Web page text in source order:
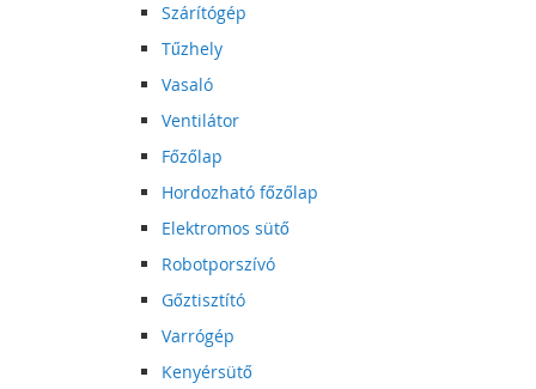
Szárítógép
Tűzhely
Vasaló
Ventilátor
Főzőlap
Hordozható főzőlap
Elektromos sütő
Robotporszívó
Gőztisztító
Varrógép
Kenyérsütő